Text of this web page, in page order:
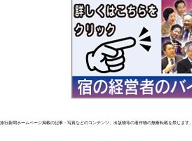
旅行新聞ホームページ掲載の記事・写真などのコンテンツ、出版物等の著作物の無断転載を禁じます。